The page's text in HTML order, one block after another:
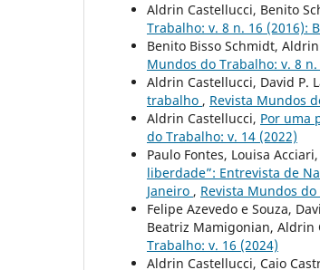
Aldrin Castellucci, Benito
Trabalho: v. 8 n. 16 (2016):
Benito Bisso Schmidt,
Mundos do Trabalho: v. 8
Aldrin Castellucci, David P.
trabalho , Revista Mundos
Aldrin Castellucci, Por uma
do Trabalho: v. 14 (2022)
Paulo Fontes, Louisa
liberdade”: Entrevista de
Janeiro , Revista Mundos
Felipe Azevedo e Souza,
Beatriz Mamigonian, Aldrin
Trabalho: v. 16 (2024)
Aldrin Castellucci, Caio